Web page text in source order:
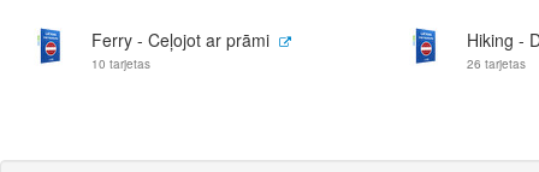
Ferry - Ceļojot ar prāmi
10 tarjetas
Hiking -
26 tarjetas